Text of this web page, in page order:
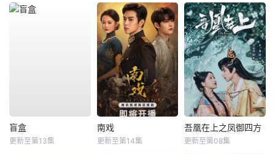
盲盒
更新至第13集
南戏
更新至第14集
吾凰在上之凤御四方
更新至第08集